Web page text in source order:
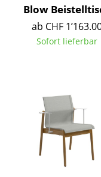
Licht
Stehleuchten &
Bodenleuchten
Wandleuchten
Blow
ab CHF
Sofort lieferbar